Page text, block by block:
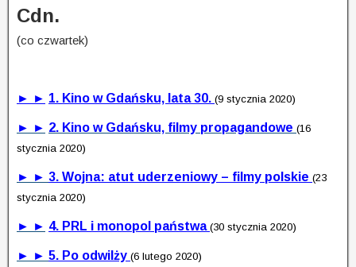
Cdn.
(co czwartek)
► ► 1. Kino w Gdańsku, lata 30. (9 stycznia 2020)
► ► 2. Kino w Gdańsku, filmy propagandowe (16
stycznia 2020)
► ► 3. Wojna: atut uderzeniowy – filmy polskie (23
stycznia 2020)
► ► 4. PRL i monopol państwa (30 stycznia 2020)
► ► 5. Po odwilży (6 lutego 2020)